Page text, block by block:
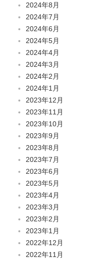
2024年8月
2024年7月
2024年6月
2024年5月
2024年4月
2024年3月
2024年2月
2024年1月
2023年12月
2023年11月
2023年10月
2023年9月
2023年8月
2023年7月
2023年6月
2023年5月
2023年4月
2023年3月
2023年2月
2023年1月
2022年12月
2022年11月